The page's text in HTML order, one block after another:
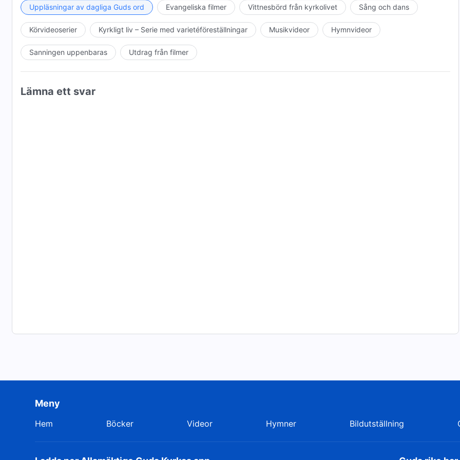
och människan bleknar gradvis bort i människans hjärta, och hon upphör att söka eller lyssna till Gud. Med
tidens gång förstår människan inte längre varför Gud skapade henne, och inte heller förstår hon orden från
Guds mun och allt som kommer från Gud. Människan börjar sedan motsätta sig Guds lagar och påbud, och
förlorar roten i sin begynnelse: Detta är människosläktets sorg. Faktum är att ända från begynnelsen och fram
Uppläsningar av dagliga Guds ord Evangeliska filmer Vittnesbörd från kyrkolivet Sång och dans
Körvideoserier Kyrkligt liv – Serie med varietéföreställningar Musikvideor Hymnvideor
Sanningen uppenbaras Utdrag från filmer
Lämna ett svar
Meny
Hem Böcker Videor Hymner Bildutställning